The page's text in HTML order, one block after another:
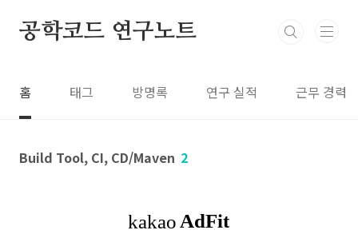
공학코드 연구노트
홈 태그 방명록 연구 실적 근무 경력
Build Tool, CI, CD/Maven 2